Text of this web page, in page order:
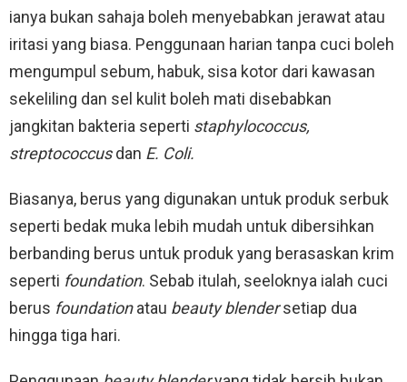
ianya bukan sahaja boleh menyebabkan jerawat atau
iritasi yang biasa. Penggunaan harian tanpa cuci boleh
mengumpul sebum, habuk, sisa kotor dari kawasan
sekeliling dan sel kulit boleh mati disebabkan
jangkitan bakteria seperti staphylococcus,
streptococcusdan E. Coli.
Biasanya, berus yang digunakan untuk produk serbuk
seperti bedak muka lebih mudah untuk dibersihkan
berbanding berus untuk produk yang berasaskan krim
seperti foundation. Sebab itulah, seeloknya ialah cuci
berus foundationatau beauty blendersetiap dua
hingga tiga hari.